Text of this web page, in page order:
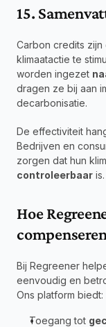
15.
Carbon credits
klimaatactie te
worden ingezet
dragen ze bij aan
decarbonisatie.
De effectiviteit
Bedrijven en
zorgen dat hun
controleerbaar is.
Hoe
Bij Regreener
eenvoudig en
Ons platform biedt:
Toegang tot